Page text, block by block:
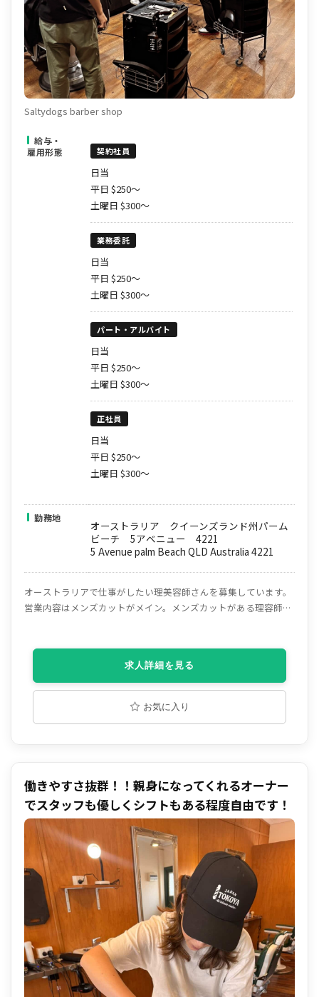
Saltydogs barber shop
給与・
雇用形態
契約社員
日当
平日 $250～
土曜日 $300～
業務委託
日当
平日 $250～
土曜日 $300～
パート・アルバイト
日当
平日 $250～
土曜日 $300～
正社員
日当
平日 $250～
土曜日 $300～
勤務地
オーストラリア クイーンズランド州パーム
ビーチ 5アベニュー 4221
5 Avenue palm Beach QLD Australia 4221
オーストラリアで仕事がしたい理美容師さんを募集しています。
営業内容はメンズカットがメイン。メンズカットがある理容師、
のサポートもしていますので、是非皆様ご応募ください！
お気に入り
求人詳細を見る
働きやすさ抜群！！親身になってくれるオーナー
でスタッフも優しくシフトもある程度自由です！